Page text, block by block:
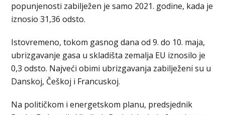
popunjenosti zabilježen je samo 2021. godine, kada je
iznosio 31,36 odsto.
Istovremeno, tokom gasnog dana od 9. do 10. maja,
ubrizgavanje gasa u skladišta zemalja EU iznosilo je
0,3 odsto. Najveći obimi ubrizgavanja zabilježeni su u
Danskoj, Češkoj i Francuskoj.
Na političkom i energetskom planu, predsjednik